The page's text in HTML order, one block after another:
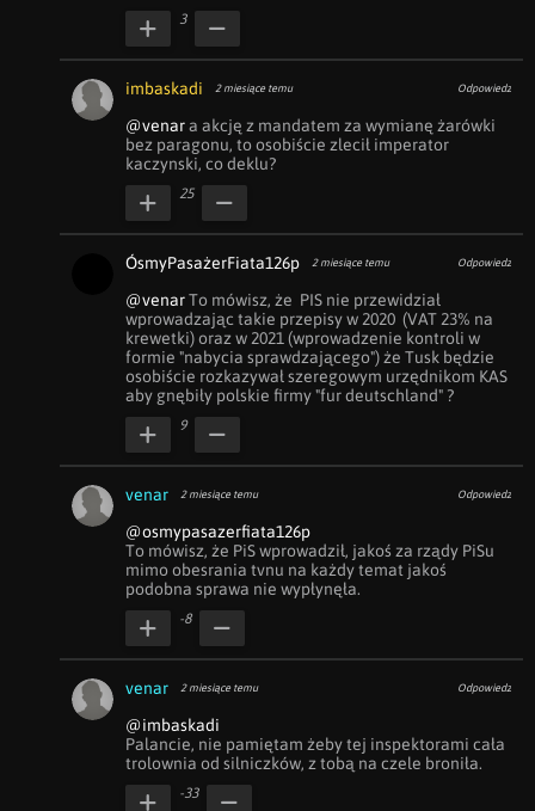
3
imbaskadi 2 miesiące temu Odpowiedz
@venar a akcję z mandatem za wymianę żarówki
bez paragonu, to osobiście zlecił imperator
kaczynski, co deklu?
25
ÓsmyPasażerFiata126p 2 miesiące temu Odpowiedz
@venar To mówisz, że  PIS nie przewidział
wprowadzając takie przepisy w 2020  (VAT 23% na
krewetki) oraz w 2021 (wprowadzenie kontroli w
formie "nabycia sprawdzającego") że Tusk będzie
osobiście rozkazywał szeregowym urzędnikom KAS
aby gnębiły polskie firmy "fur deutschland" ?
9
venar 2 miesiące temu Odpowiedz
@osmypasazerfiata126p
To mówisz, że PiS wprowadził, jakoś za rządy PiSu
mimo obesrania tvnu na każdy temat jakoś
podobna sprawa nie wypłynęła.
-8
venar 2 miesiące temu Odpowiedz
@imbaskadi
Palancie, nie pamiętam żeby tej inspektorami cała
trolownia od silniczków, z tobą na czele broniła.
-33